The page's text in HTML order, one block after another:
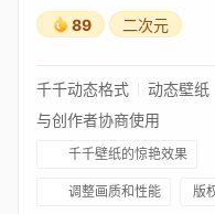
89 二次元
千千动态格式 动态壁纸
与创作者协商使用
千千壁纸的惊艳效果
调整画质和性能 版